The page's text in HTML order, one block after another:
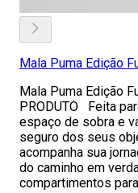
Mala Puma Edição
Mala Puma Edição
PRODUTO Feita
espaço de sobra e
seguro dos seus
acompanha sua
do caminho em
compartimentos